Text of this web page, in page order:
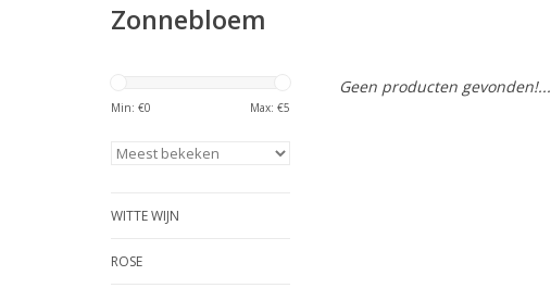
Zonnebloem
Min: €0 Max: €5
WITTE WIJN
ROSE
Geen producten gevonden!...